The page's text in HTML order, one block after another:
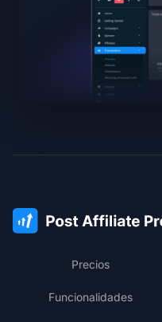
Precios
Funcionalidades